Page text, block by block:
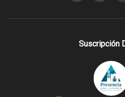
Suscripción